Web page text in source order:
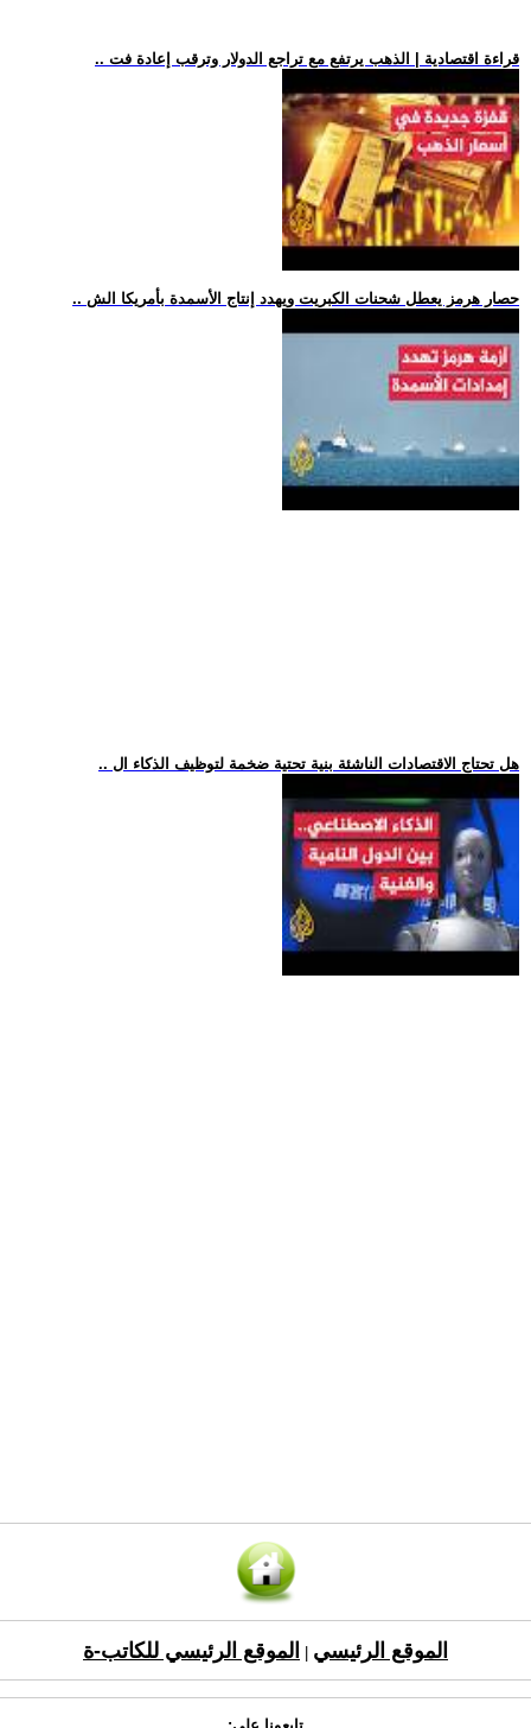
.. قراءة اقتصادية | الذهب يرتفع مع تراجع الدولار وترقب إعادة فت
.. حصار هرمز يعطل شحنات الكبريت ويهدد إنتاج الأسمدة بأمريكا الش
.. هل تحتاج الاقتصادات الناشئة بنية تحتية ضخمة لتوظيف الذكاء ال
الموقع الرئيسي الموقع الرئيسي للكاتب-ة